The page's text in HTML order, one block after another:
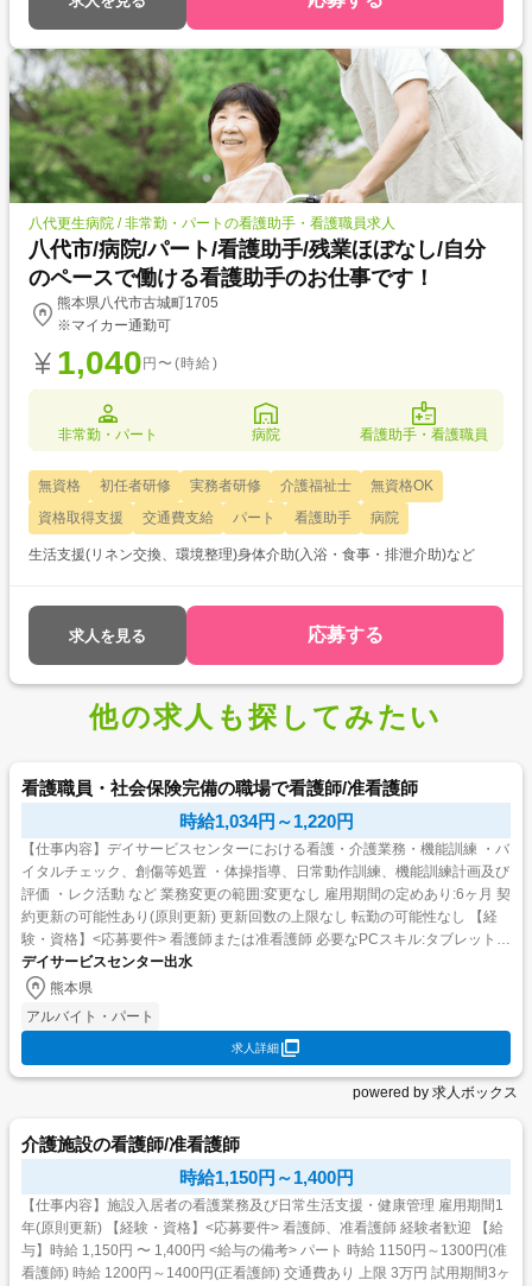
八代更生病院 / 非常勤・パートの看護助手・看護職員求人
八代市/病院/パート/看護助手/残業ほぼなし/自分
のペースで働ける看護助手のお仕事です！
熊本県八代市古城町1705
※マイカー通勤可
1,040 円〜(時給)
非常勤・パート 病院 看護助手・看護職員
無資格 初任者研修 実務者研修 介護福祉士
無資格OK
資格取得支援
交通費支給 パート 看護助手 病院
生活支援(リネン交換、環境整理)身体介助(入浴・食事・排泄介助)など
求人を見る 応募する
他の求人も探してみたい
看護職員・社会保険完備の職場で看護師/准看護師
時給1,034円～1,220円
【仕事内容】デイサービスセンターにおける看護・介護業務・機能訓練 ・バ
イタルチェック、創傷等処置 ・体操指導、日常動作訓練、機能訓練計画及び
評価 ・レク活動 など 業務変更の範囲:変更なし 雇用期間の定めあり:6ヶ月 契
約更新の可能性あり(原則更新) 更新回数の上限なし 転勤の可能性なし 【経
験・資格】<応募要件> 看護師または准看護師 必要なPCスキル:タブレット等
での記録入力(Word・E...
デイサービスセンター出水
熊本県
アルバイト・パート
求人詳細
powered by 求人ボックス
介護施設の看護師/准看護師
時給1,150円～1,400円
【仕事内容】施設入居者の看護業務及び日常生活支援・健康管理 雇用期間1
年(原則更新) 【経験・資格】<応募要件> 看護師、准看護師 経験者歓迎 【給
与】時給 1,150円 〜 1,400円 <給与の備考> パート 時給 1150円～1300円(准
看護師) 時給 1200円～1400円(正看護師) 交通費あり 上限 3万円 試用期間3ヶ